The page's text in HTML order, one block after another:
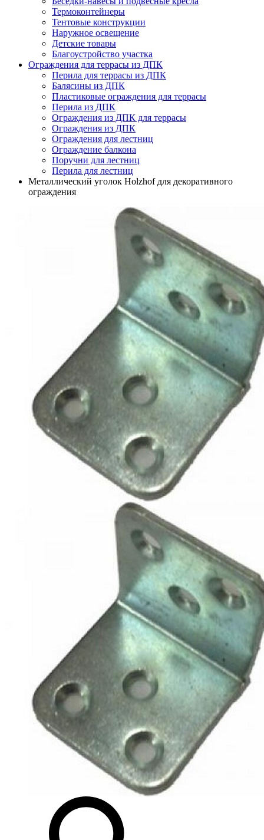
Термоконтейнеры
Тентовые конструкции
Наружное освещение
Детские товары
Благоустройство участка
Ограждения для террасы из ДПК
Перила для террасы из ДПК
Балясины из ДПК
Пластиковые ограждения для террасы
Перила из ДПК
Ограждения из ДПК для террасы
Ограждения из ДПК
Ограждения для лестниц
Ограждение балкона
Поручни для лестниц
Перила для лестниц
Металлический уголок Holzhof для декоративного
ограждения